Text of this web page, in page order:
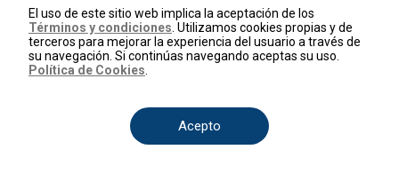
Política de cookies
Términos y condiciones
© 2026, RCN Medios.
Todos los derechos reservados.
El uso de este sitio web implica la aceptación de los
Términos y condiciones . Utilizamos cookies propias y de
terceros para mejorar la experiencia del usuario a través de
su navegación. Si continúas navegando aceptas su uso.
Política de Cookies
Acepto